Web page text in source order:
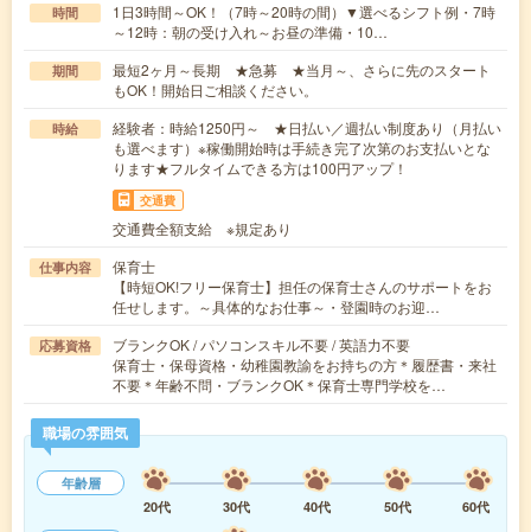
時間
1日3時間～OK！（7時～20時の間）▼選べるシフト例・7時
～12時：朝の受け入れ～お昼の準備・10…
期間
最短2ヶ月～長期 ★急募 ★当月～、さらに先のスタート
もOK！開始日ご相談ください。
時給
経験者：時給1250円～ ★日払い／週払い制度あり（月払い
も選べます）※稼働開始時は手続き完了次第のお支払いとな
ります★フルタイムできる方は100円アップ！
交通費
交通費全額支給 ※規定あり
仕事内容
保育士
【時短OK!フリー保育士】担任の保育士さんのサポートをお
任せします。～具体的なお仕事～・登園時のお迎…
応募資格
ブランクOK / パソコンスキル不要 / 英語力不要
保育士・保母資格・幼稚園教諭をお持ちの方＊履歴書・来社
不要＊年齢不問・ブランクOK＊保育士専門学校を…
職場の雰囲気
年齢層
20代
30代 40代 50代
60代